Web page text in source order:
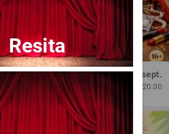
Mar, 15 sept.
20:30
Resita